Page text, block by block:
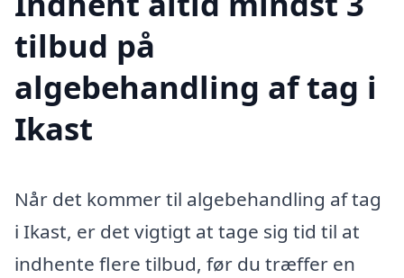
tilbud på
algebehandling af tag i
Ikast
Når det kommer til algebehandling af tag
i Ikast, er det vigtigt at tage sig tid til at
indhente flere tilbud, før du træffer en